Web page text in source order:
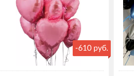
-610 руб.